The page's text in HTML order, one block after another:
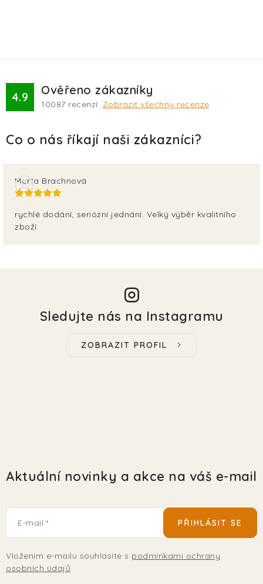
4.9 Ověřeno zákazníky
10087 recenzí. Zobrazit všechny recenze
Marta Brachnová
rychlé dodání, seriózní jednání. Velký výběr kvalitního
zboží.
Sledujte nás na Instagramu
ZOBRAZIT PROFIL
Aktuální novinky a akce na váš e-mail
E-mail
Vložením e-mailu souhlasíte s podmínkami ochrany
osobních údajů
PŘIHLÁSIT SE